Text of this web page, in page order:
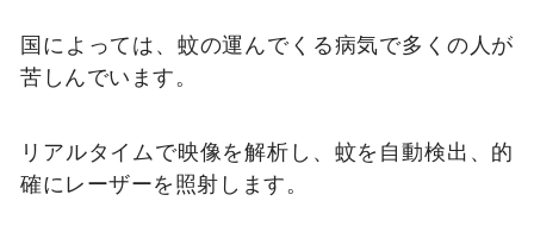
国によっては、蚊の運んでくる病気で多くの人が
苦しんでいます。
リアルタイムで映像を解析し、蚊を自動検出、的
確にレーザーを照射します。